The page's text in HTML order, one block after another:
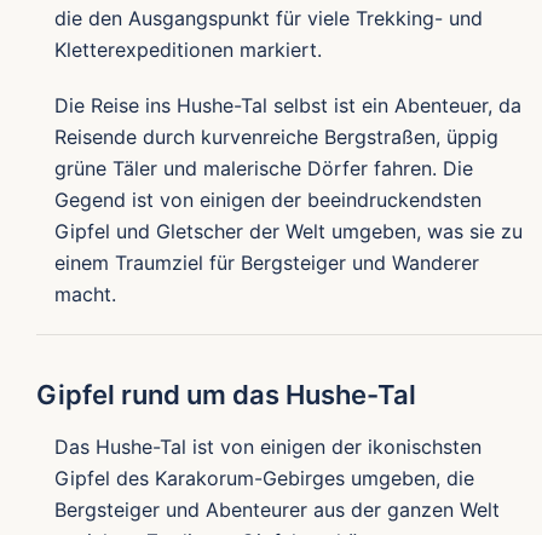
die den Ausgangspunkt für viele Trekking- und
Kletterexpeditionen markiert.
Die Reise ins Hushe-Tal selbst ist ein Abenteuer, da
Reisende durch kurvenreiche Bergstraßen, üppig
grüne Täler und malerische Dörfer fahren. Die
Gegend ist von einigen der beeindruckendsten
Gipfel und Gletscher der Welt umgeben, was sie zu
einem Traumziel für Bergsteiger und Wanderer
macht.
Gipfel rund um das Hushe-Tal
Das Hushe-Tal ist von einigen der ikonischsten
Gipfel des Karakorum-Gebirges umgeben, die
Bergsteiger und Abenteurer aus der ganzen Welt